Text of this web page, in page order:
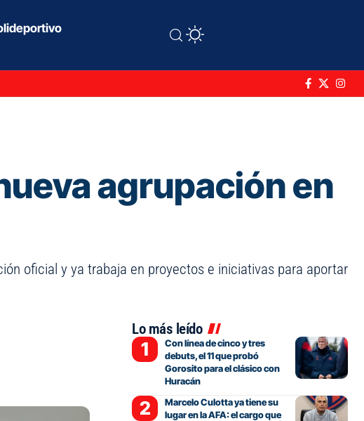
agrupación en
oficial y ya trabaja en proyectos e iniciativas para aportar
Lo más leído
Con línea de cinco y tres
debuts, el 11 que probó
Gorosito para el clásico con
Huracán
Marcelo Culotta ya tiene su
lugar en la AFA: el cargo que